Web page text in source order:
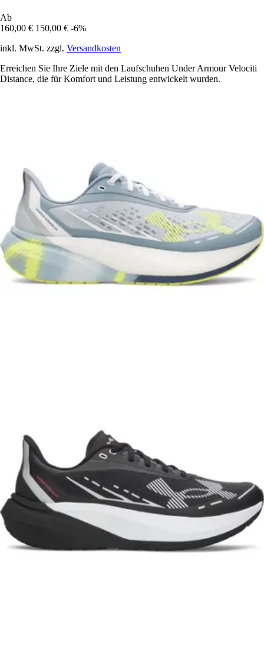
Ab
160,00 € 150,00 € -6%
inkl. MwSt. zzgl. Versandkosten
Erreichen Sie Ihre Ziele mit den Laufschuhen Under Armour Velociti
Distance, die für Komfort und Leistung entwickelt wurden.